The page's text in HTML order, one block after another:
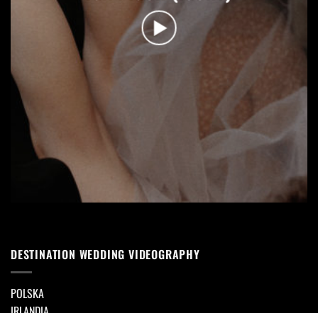
DESTINATION WEDDING VIDEOGRAPHY
POLSKA